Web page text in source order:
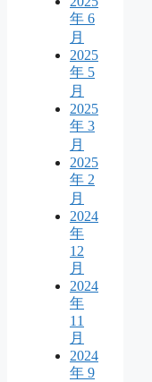
年 6
月
2025
年 5
月
2025
年 3
月
2025
年 2
月
2024
年
12
月
2024
年
11
月
2024
年 9